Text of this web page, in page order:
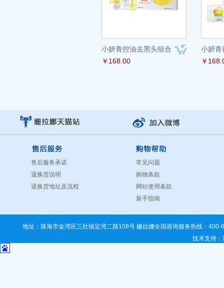
小妍青控油去黑头组合
￥168.00
小妍青
￥
售后服务承诺
退换货说明
退换货地址及流程
常见问题
购物条款
网站使用条款
新手指南
地址：珠海市金湾区三灶镇定湾二路108号 姗拉娜全国咨询服务热线：
技术支持 ：